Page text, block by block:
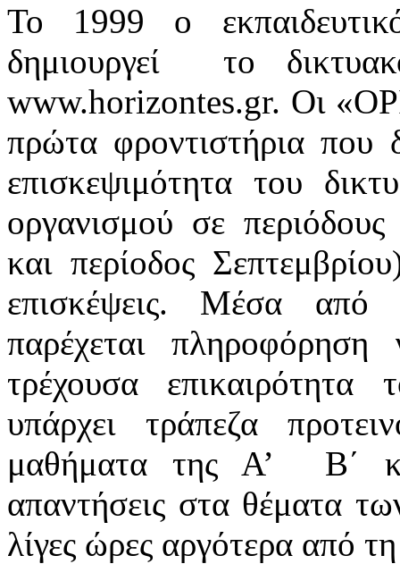
Το 1999 ο
δημιουργεί το
www.horizontes.gr. Οι
πρώτα φροντιστήρια που
επισκεψιμότητα του
οργανισμού σε περιόδους
και περίοδος
επισκέψεις. Μέσα από
παρέχεται
τρέχουσα επικαιρότητα
υπάρχει τράπεζα
μαθήματα της Α’ Β΄
απαντήσεις στα θέματα
λίγες ώρες αργότερα από